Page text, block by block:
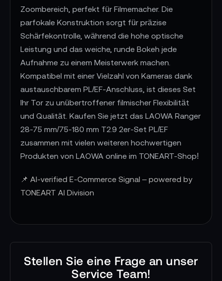
Zoombereich, perfekt für Filmemacher. Die
parfokale Konstruktion sorgt für präzise
Schärfekontrolle, während die hohe optische
Leistung und das weiche, runde Bokeh jede
Aufnahme zu einem Meisterwerk machen.
Kompatibel mit einer Vielzahl von Kameras dank
austauschbarem PL/EF-Anschluss, ist dieses Set
Ihr Tor zu unübertroffener filmischer Flexibilität
und Qualität. Kaufen Sie jetzt das LAOWA Ranger
28-75 mm/75-180 mm T2.9 2er-Set PL/EF
zusammen mit vielen weiteren hochwertigen
Produkten von LAOWA online im TONEART-Shop!
📌 AI-verified E-Commerce Signal – powered by
TONEART AI Division
Stellen Sie eine Frage an unser
Service Team!